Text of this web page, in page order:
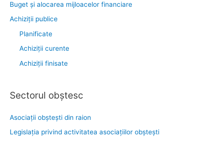
Buget și alocarea mijloacelor financiare
Achiziţii publice
Planificate
Achiziții curente
Achiziții finisate
Sectorul obştesc
Asociaţii obşteşti din raion
Legislaţia privind activitatea asociaţiilor obşteşti